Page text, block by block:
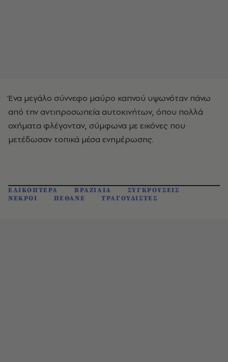
Ένα μεγάλο σύννεφο μαύρο καπνού υψωνόταν πάνω
από την αντιπροσωπεία αυτοκινήτων, όπου πολλά
οχήματα φλέγονταν, σύμφωνα με εικόνες που
μετέδωσαν τοπικά μέσα ενημέρωσης.
ΕΛΙΚΟΠΤΕΡΑ ΒΡΑΖΙΛΙΑ
ΣΥΓΚΡΟΥΣΕΙΣ
ΝΕΚΡΟΙ
ΠΕΘΑΝΕ ΤΡΑΓΟΥΔΙΣΤΕΣ